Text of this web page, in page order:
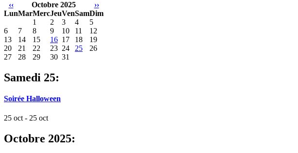
‹‹ Octobre 2025
››
LunMarMercJeuVenSamDim
1
2 3 4
5
6
7 8 9 10 11
12
13
14 15 16 17 18
19
20
21 22 23 24 25
26
27
28 29 30 31
Samedi 25:
Soirée Halloween
25 oct - 25 oct
Octobre 2025: